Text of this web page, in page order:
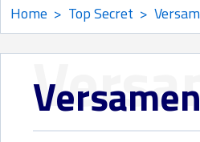
Home > Top Secret >